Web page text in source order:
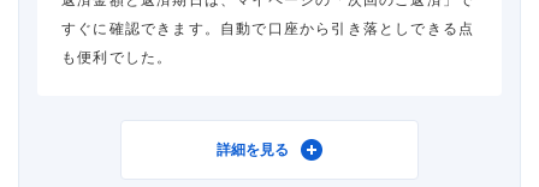
すぐに確認できます。自動で口座から引き落としできる点
も便利でした。
レイク
詳細を見る